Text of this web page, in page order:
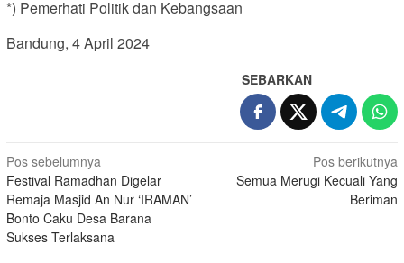
*) Pemerhati Politik dan Kebangsaan
Bandung, 4 April 2024
SEBARKAN
Navigasi
pos
Pos sebelumnya
Festival Ramadhan Digelar
Remaja Masjid An Nur ‘IRAMAN’
Bonto Caku Desa Barana
Sukses Terlaksana
Pos berikutnya
Semua Merugi Kecuali Yang
Beriman